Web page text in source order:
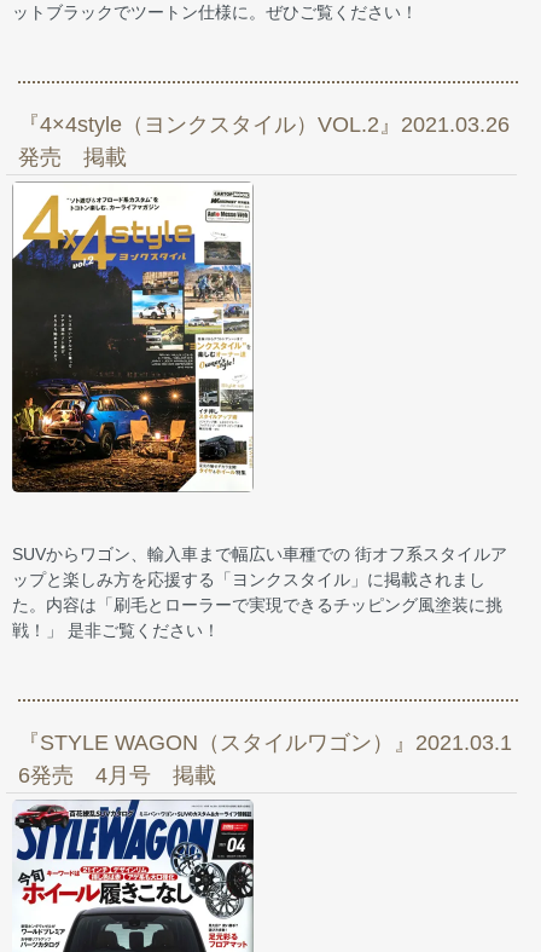
ットブラックでツートン仕様に。ぜひご覧ください！
『4×4style（ヨンクスタイル）VOL.2』2021.03.26
発売 掲載
SUVからワゴン、輸入車まで幅広い車種での 街オフ系スタイルア
ップと楽しみ方を応援する「ヨンクスタイル」に掲載されまし
た。内容は「刷毛とローラーで実現できるチッピング風塗装に挑
戦！」 是非ご覧ください！
『STYLE WAGON（スタイルワゴン）』2021.03.1
6発売 4月号 掲載